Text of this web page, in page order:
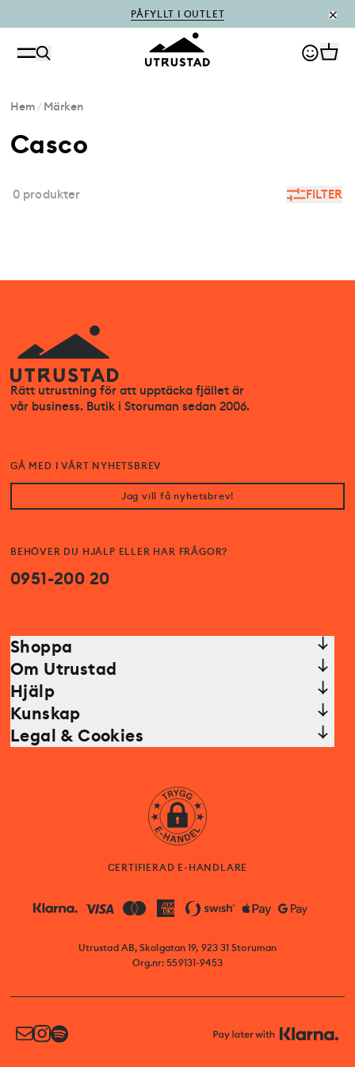
PÅFYLLT I OUTLET
Hem/Märken
Casco
FILTER
0 produkter
Rätt utrustning för att upptäcka fjället är
vår business. Butik i Storuman sedan 2006.
BEHÖVER DU HJÄLP ELLER HAR FRÅGOR?
0951-200 20
GÅ MED I VÅRT NYHETSBREV
Jag vill få nyhetsbrev!
Shoppa
Om Utrustad
Hjälp
Kunskap
Legal & Cookies
CERTIFIERAD E-HANDLARE
Utrustad AB, Skolgatan 19, 923 31 Storuman
Org.nr: 559131-9453